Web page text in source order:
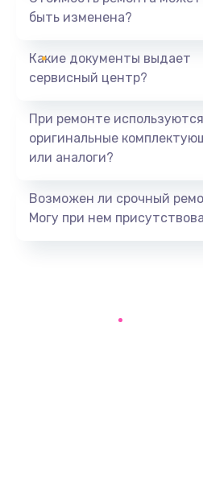
Замена
Поиск и
быть изменена?
Какие документы выдает
сервисный центр?
При ремонте используются
оригинальные
или аналоги?
Возможен ли срочный
Могу при нем